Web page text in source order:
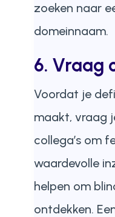
zoeken naar
domeinnaam.
6. Vraag
Voordat je
maakt, vraag
collega’s om
waardevolle
helpen om
ontdekken.